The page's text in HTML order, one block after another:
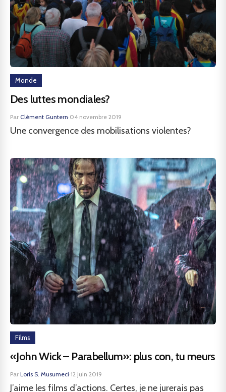
Monde
Des luttes mondiales?
Par Clément Guntern·04 novembre 2019
Une convergence des mobilisations violentes?
Films
«John Wick – Parabellum»: plus con, tu meurs
Par Loris S. Musumeci·12 juin 2019
J’aime les films d’actions. Certes, je ne jurerais pas